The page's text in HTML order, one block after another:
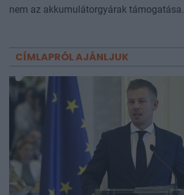
nem az akkumulátorgyárak támogatása.
CÍMLAPRÓL AJÁNLJUK